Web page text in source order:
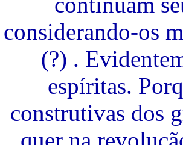
considerando-os
(?) .
espíritas.
construtivas dos
quer na